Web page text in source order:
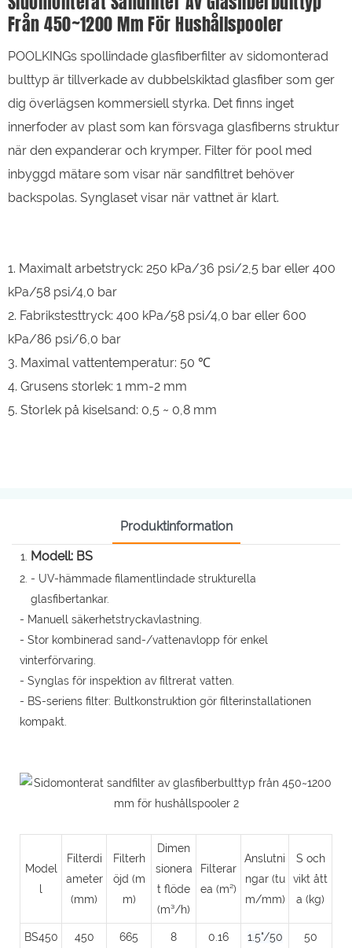
Från 450~1200 Mm För Hushållspooler
POOLKINGs spollindade glasfiberfilter av sidomonterad
bulttyp är tillverkade av dubbelskiktad glasfiber som ger
dig överlägsen kommersiell styrka. Det finns inget
innerfoder av plast som kan försvaga glasfiberns struktur
när den expanderar och krymper. Filter för pool med
inbyggd mätare som visar när sandfiltret behöver
backspolas. Synglaset visar när vattnet är klart.
1. Maximalt arbetstryck: 250 kPa/36 psi/2,5 bar eller 400
kPa/58 psi/4,0 bar
2. Fabrikstesttryck: 400 kPa/58 psi/4,0 bar eller 600
kPa/86 psi/6,0 bar
3. Maximal vattentemperatur: 50 ℃
4. Grusens storlek: 1 mm-2 mm
5. Storlek på kiselsand: 0,5 ~ 0,8 mm
Produktinformation
Modell: BS
- UV-hämmade filamentlindade strukturella
glasfibertankar.
- Manuell säkerhetstryckavlastning.
- Stor kombinerad sand-/vattenavlopp för enkel
vinterförvaring.
- Synglas för inspektion av filtrerat vatten.
- BS-seriens filter: Bultkonstruktion gör filterinstallationen
kompakt.
Model
l
Filterdi
ameter
(mm)
Filterh
öjd (m
m)
Dimen
sionera
t flöde
(m³/h)
Filterar
ea (m²)
Anslutni
ngar (tu
m/mm)
S och
vikt ått
a (kg)
BS450 450 665 8 0.16 1.5"/50 50